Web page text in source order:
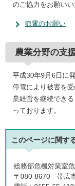
のご協力をお願いい
節電のお願い
農業分野の支
平成30年9月6日に
停電により被害を
業経営を継続でき
っております。
このページに関す
総務部危機対策室
〒080-8670 帯広